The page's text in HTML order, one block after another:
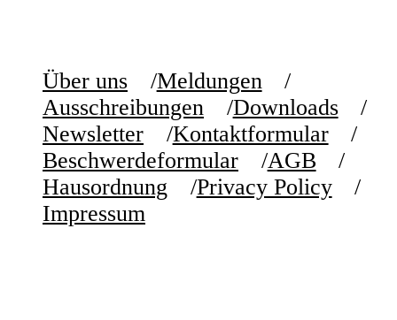
Über uns
Meldungen
Ausschreibungen
Downloads
Newsletter
Kontaktformular
Beschwerdeformular
AGB
Hausordnung
Privacy Policy
Impressum